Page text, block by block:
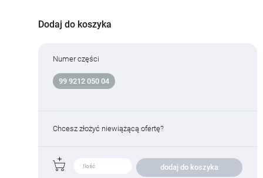
Dodaj do koszyka
Numer części
99 9212 050 04
Chcesz złożyć niewiążącą ofertę?
dodaj do koszyka